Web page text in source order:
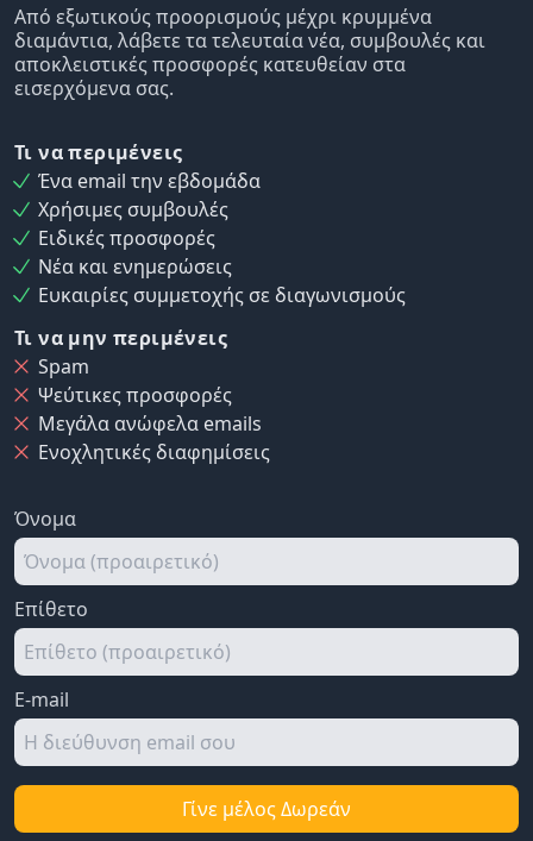
Από εξωτικούς προορισμούς μέχρι κρυμμένα
διαμάντια, λάβετε τα τελευταία νέα, συμβουλές και
αποκλειστικές προσφορές κατευθείαν στα
εισερχόμενα σας.
Τι να περιμένεις
Ένα email την εβδομάδα
Χρήσιμες συμβουλές
Ειδικές προσφορές
Νέα και ενημερώσεις
Ευκαιρίες συμμετοχής σε διαγωνισμούς
Τι να μην περιμένεις
Spam
Ψεύτικες προσφορές
Μεγάλα ανώφελα emails
Ενοχλητικές διαφημίσεις
Όνομα
Επίθετο
E-mail
Γίνε μέλος Δωρεάν